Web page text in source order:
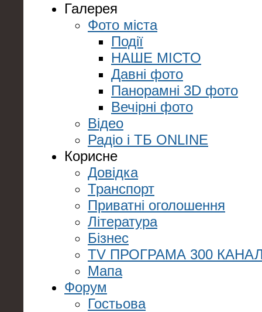
Галерея
Фото міста
Події
НАШЕ МІСТО
Давні фото
Панорамні 3D фото
Вечірні фото
Відео
Радіо і ТБ ONLINE
Корисне
Довідка
Транспорт
Приватні оголошення
Література
Бізнес
TV ПРОГРАМА 300
Мапа
Форум
Гостьова